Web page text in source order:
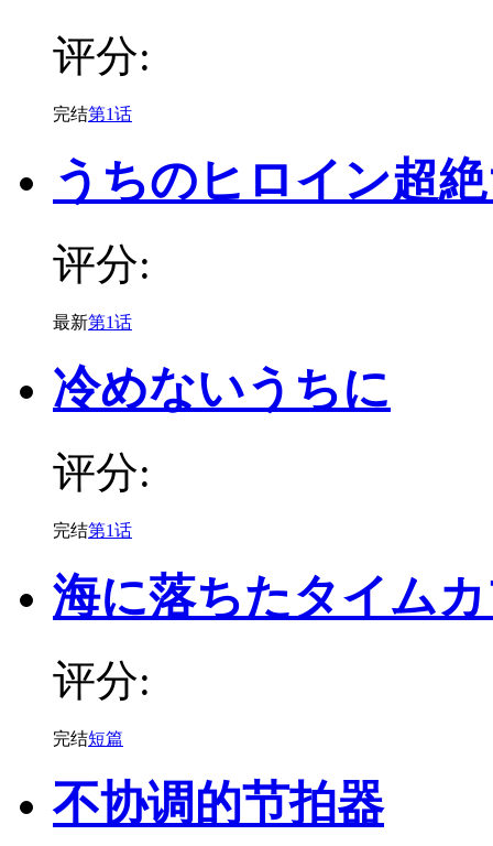
评分:
完结第1话
うちのヒロイン超
评分:
最新第1话
冷めないうちに
评分:
完结第1话
海に落ちたタイム
评分:
完结短篇
不协调的节拍器